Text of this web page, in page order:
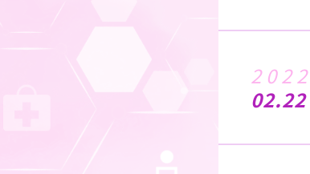
2022
02.22